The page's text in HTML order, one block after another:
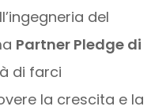
del
Partner Pledge di
di farci
la crescita e la